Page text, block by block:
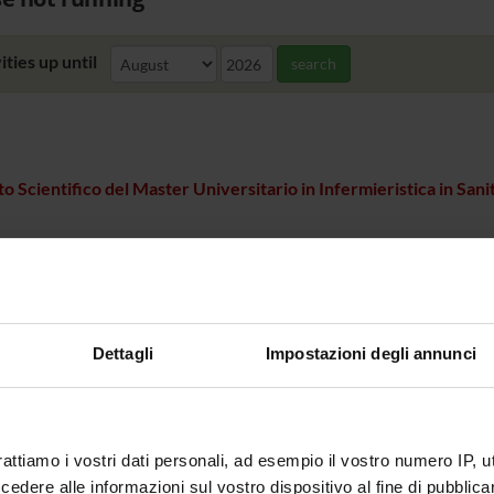
Dettagli Impostazioni degli annunci
i vostri dati personali, ad esempio il vostro numero IP,
alle informazioni sul vostro dispositivo al fine di
up until search
Scientifico del Master Universitario in Infermieristica in